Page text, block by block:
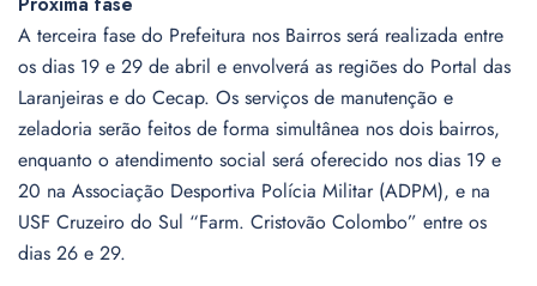
A terceira fase do Prefeitura nos Bairros será realizada entre
os dias 19 e 29 de abril e envolverá as regiões do Portal das
Laranjeiras e do Cecap. Os serviços de manutenção e
zeladoria serão feitos de forma simultânea nos dois bairros,
enquanto o atendimento social será oferecido nos dias 19 e
20 na Associação Desportiva Polícia Militar (ADPM), e na
USF Cruzeiro do Sul “Farm. Cristovão Colombo” entre os
dias 26 e 29.